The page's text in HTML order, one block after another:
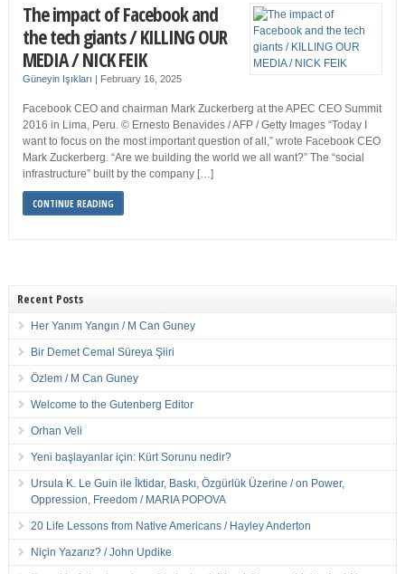
The impact of Facebook and
the tech giants / KILLING OUR
MEDIA / NICK FEIK
Güneyin Işıkları | February 16, 2025
Facebook CEO and chairman Mark Zuckerberg at the APEC CEO Summit
2016 in Lima, Peru. © Ernesto Benavides / AFP / Getty Images “Today I
want to focus on the most important question of all,” wrote Facebook CEO
Mark Zuckerberg. “Are we building the world we all want?” The “social
infrastructure” built by the company […]
CONTINUE READING
Recent Posts
Her Yanım Yangın / M Can Guney
Bir Demet Cemal Süreya Şiiri
Özlem / M Can Guney
Welcome to the Gutenberg Editor
Orhan Veli
Yeni başlayanlar için: Kürt Sorunu nedir?
Ursula K. Le Guin ile İktidar, Baskı, Özgürlük Üzerine / on Power,
Oppression, Freedom / MARIA POPOVA
20 Life Lessons from Native Americans / Hayley Anderton
Niçin Yazarız? / John Updike